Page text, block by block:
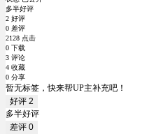
多半好评
2 好评
0 差评
2128 点击
0 下载
3 评论
4 收藏
0 分享
暂无标签，快来帮UP主补充吧！
好评 2
多半好评
差评 0